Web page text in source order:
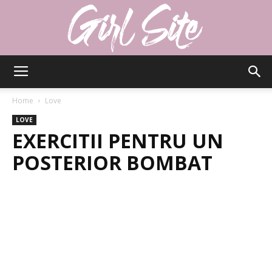
Home Love
LOVE
EXERCITII PENTRU UN
POSTERIOR BOMBAT